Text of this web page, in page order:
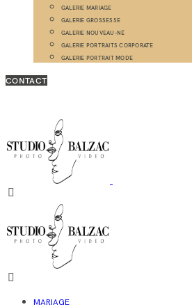
GALERIE MARIAGE
GALERIE GROSSESSE
GALERIE NOUVEAU-NÉ
GALERIE PORTRAITS CORPORATE
GALERIE PORTRAIT MODE
CONTACT
MARIAGE